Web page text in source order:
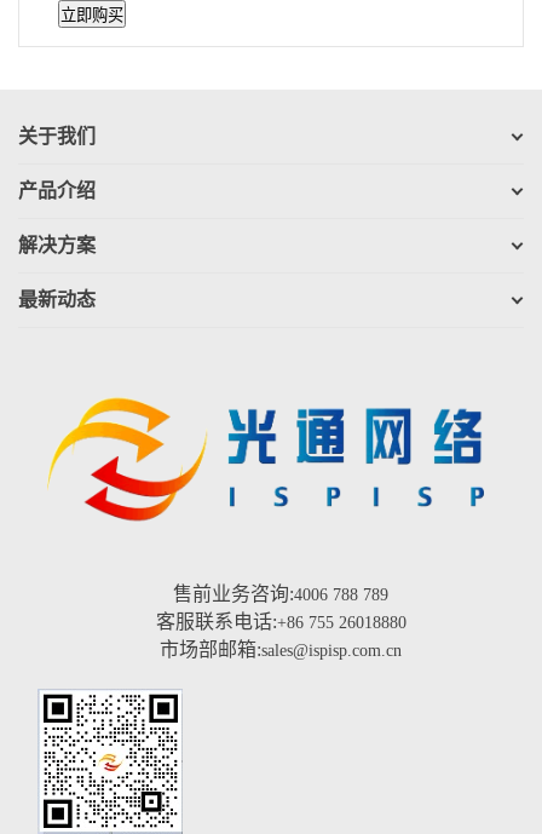
立即购买
关于我们
产品介绍
解决方案
最新动态
售前业务咨询:4006 788 789
客服联系电话:+86 755 26018880
市场部邮箱:sales@ispisp.com.cn